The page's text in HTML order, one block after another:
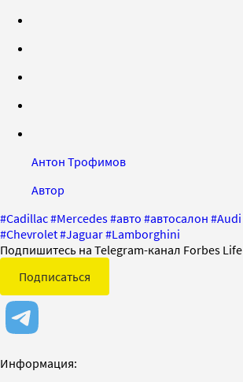
Антон Трофимов
Автор
#Cadillac#Mercedes#авто #автосалон #Audi
#Chevrolet#Jaguar#Lamborghini
Подпишитесь на Telegram-канал Forbes Life
Подписаться
Информация: